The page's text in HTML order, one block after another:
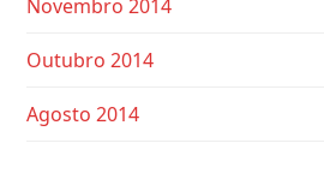
Novembro 2014
Outubro 2014
Agosto 2014